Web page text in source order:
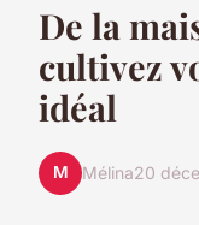
De la
cultivez
idéal
M Mélina20